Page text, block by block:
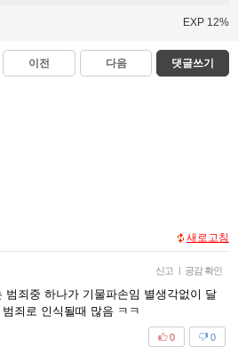
EXP 12%
이전 다음 댓글쓰기
새로고침
신고 | 공감 확인
범죄중 하나가 기물파손임 별생각없이 달
죄로 인식될때 많음 ㅋㅋ
0
0